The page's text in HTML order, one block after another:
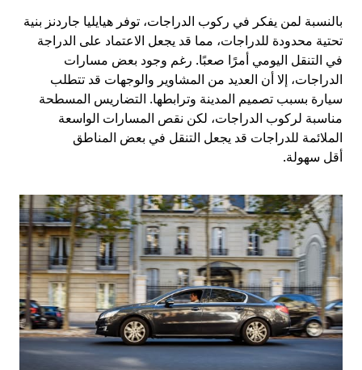
بالنسبة لمن يفكر في ركوب الدراجات، توفر هيايليا جاردنز بنية
تحتية محدودة للدراجات، مما قد يجعل الاعتماد على الدراجة
في التنقل اليومي أمرًا صعبًا. رغم وجود بعض مسارات
الدراجات، إلا أن العديد من المشاوير والوجهات قد تتطلب
سيارة بسبب تصميم المدينة وترابطها. التضاريس المسطحة
مناسبة لركوب الدراجات، لكن نقص المسارات الواسعة
الملائمة للدراجات قد يجعل التنقل في بعض المناطق
أقل سهولة.